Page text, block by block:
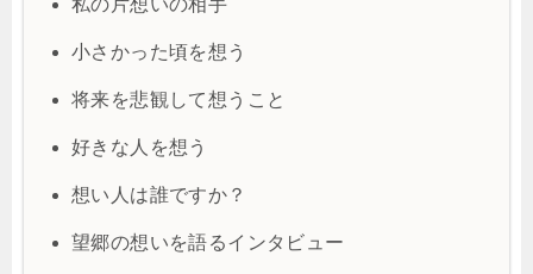
小さかった頃を想う
将来を悲観して想うこと
好きな人を想う
想い人は誰ですか？
望郷の想いを語るインタビュー